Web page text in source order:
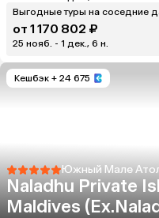
Выгодные туры на соседние
от 1 170 802 ₽
25 нояб. - 1 дек., 6 н.
Кешбэк + 24 675
Южный Мале
Naladhu Private
Maldives